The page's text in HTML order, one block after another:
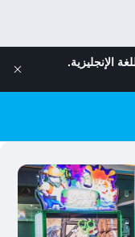
الإنجليزية.